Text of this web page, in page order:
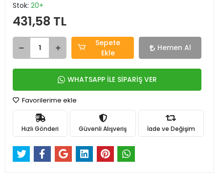
Stok: 20+
431,58 TL
Sepete
Ekle
Hemen Al
WHATSAPP İLE SİPARİŞ VER
Favorilerime ekle
Hızlı Gönderi Güvenli Alışveriş İade ve Değişim